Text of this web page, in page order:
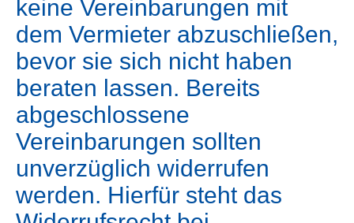
keine Vereinbarungen mit
dem Vermieter abzuschließen,
bevor sie sich nicht haben
beraten lassen. Bereits
abgeschlossene
Vereinbarungen sollten
unverzüglich widerrufen
werden. Hierfür steht das